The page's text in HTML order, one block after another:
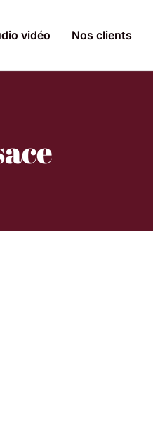
vidéo Nos clients